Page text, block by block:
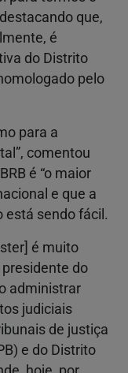
que,
é
do Distrito
pelo
para a
comentou
é “o maior
e que a
está sendo fácil.
é muito
presidente do
administrar
judiciais
de justiça
e do Distrito